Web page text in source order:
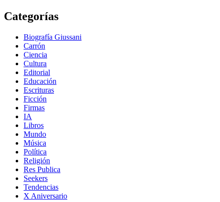
Categorías
Biografía Giussani
Carrón
Ciencia
Cultura
Editorial
Educación
Escrituras
Ficción
Firmas
IA
Libros
Mundo
Música
Política
Religión
Res Publica
Seekers
Tendencias
X Aniversario